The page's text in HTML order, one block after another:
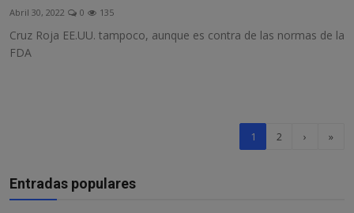
Abril 30, 2022 0 135
Cruz Roja EE.UU. tampoco, aunque es contra de las normas de la
FDA
1 2 › »
Entradas populares